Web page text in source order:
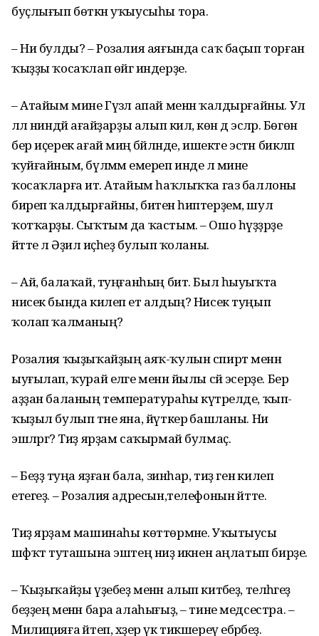
буҫлығып бөткән уҡыусыһы тора.
– Ни булды? – Розалия аяғында саҡ баҫып торған
ҡыҙҙы ҡосаҡлап өйгә индерҙе.
– Атайым мине Гүзәл апай менән ҡалдырғайны. Ул
әллә ниндәй ағайҙарҙы алып килә, көн дә эсәләр. Бөгөн
бер иҫерек ағай миңә бәйләнде, ишекте эстән бикләп
ҡуйғайным, бүлмәмә емереп инде лә мине
ҡосаҡларға итә. Атайым һаҡлыҡҡа газ баллоны
биреп ҡалдырғайны, битенә һиптерҙем, шул
ҡотҡарҙы. Сыҡтым да ҡастым. – Ошо һүҙҙәрҙе
әйтте лә Әҙилә иҫһеҙ булып ҡоланы.
– Ай, балаҡай, туңғанһың бит. Был һыуыҡта
нисек бында килеп етә алдың? Нисек туңып
ҡолап ҡалманың?
Розалия ҡыҙыҡайҙың аяҡ-ҡулын спирт менән
ыуғылап, ҡурай еләге менән йылы сәй эсерҙе. Бер
аҙҙан баланың температураһы күтәрелде, ҡып-
ҡыҙыл булып тәне яна, йүткерә башланы. Ни
эшләргә? Тиҙ ярҙам саҡырмай булмаҫ.
– Беҙҙә туңа яҙған бала, зинһар, тиҙ генә килеп
етегеҙ. – Розалия адресын,телефонын әйтте.
Тиҙ ярҙам машинаһы көттөрмәне. Уҡытыусы
шәфҡәт туташына эштең ниҙә икәнен аңлатып бирҙе.
– Ҡыҙыҡайҙы үҙебеҙ менән алып китәбеҙ, теләһәгеҙ
беҙҙең менән бара алаһығыҙ, – тине медсестра. –
Милицияға әйтеп, хәҙер үк тикшереү ебәрәбеҙ.